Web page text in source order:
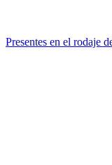
Presentes en el rodaje